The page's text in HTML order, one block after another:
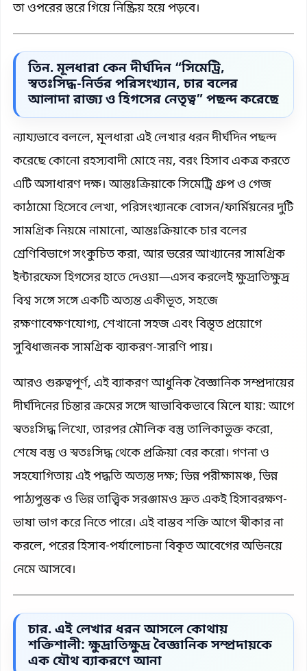
তা ওপরের স্তরে গিয়ে নিষ্ক্রিয় হয়ে পড়বে।
তিন. মূলধারা কেন দীর্ঘদিন “সিমেট্রি,
স্বতঃসিদ্ধ-নির্ভর পরিসংখ্যান, চার বলের
আলাদা রাজ্য ও হিগসের নেতৃত্ব” পছন্দ করেছে
ন্যায্যভাবে বললে, মূলধারা এই লেখার ধরন দীর্ঘদিন পছন্দ
করেছে কোনো রহস্যবাদী মোহে নয়, বরং হিসাব একত্র করতে
এটি অসাধারণ দক্ষ। আন্তঃক্রিয়াকে সিমেট্রি গ্রুপ ও গেজ
কাঠামো হিসেবে লেখা, পরিসংখ্যানকে বোসন/ফার্মিয়নের দুটি
সামগ্রিক নিয়মে নামানো, আন্তঃক্রিয়াকে চার বলের
শ্রেণিবিভাগে সংকুচিত করা, আর ভরের আখ্যানের সামগ্রিক
ইন্টারফেস হিগসের হাতে দেওয়া—এসব করলেই ক্ষুদ্রাতিক্ষুদ্র
বিশ্ব সঙ্গে সঙ্গে একটি অত্যন্ত একীভূত, সহজে
রক্ষণাবেক্ষণযোগ্য, শেখানো সহজ এবং বিস্তৃত প্রয়োগে
সুবিধাজনক সামগ্রিক ব্যাকরণ-সারণি পায়।
আরও গুরুত্বপূর্ণ, এই ব্যাকরণ আধুনিক বৈজ্ঞানিক সম্প্রদায়ের
দীর্ঘদিনের চিন্তার ক্রমের সঙ্গে স্বাভাবিকভাবে মিলে যায়: আগে
স্বতঃসিদ্ধ লিখো, তারপর মৌলিক বস্তু তালিকাভুক্ত করো,
শেষে বস্তু ও স্বতঃসিদ্ধ থেকে প্রক্রিয়া বের করো। গণনা ও
সহযোগিতায় এই পদ্ধতি অত্যন্ত দক্ষ; ভিন্ন পরীক্ষামঞ্চ, ভিন্ন
পাঠ্যপুস্তক ও ভিন্ন তাত্ত্বিক সরঞ্জামও দ্রুত একই হিসাবরক্ষণ-
ভাষা ভাগ করে নিতে পারে। এই বাস্তব শক্তি আগে স্বীকার না
করলে, পরের হিসাব-পর্যালোচনা বিকৃত আবেগের অভিনয়ে
নেমে আসবে।
চার. এই লেখার ধরন আসলে কোথায়
শক্তিশালী: ক্ষুদ্রাতিক্ষুদ্র বৈজ্ঞানিক সম্প্রদায়কে
এক যৌথ ব্যাকরণে আনা